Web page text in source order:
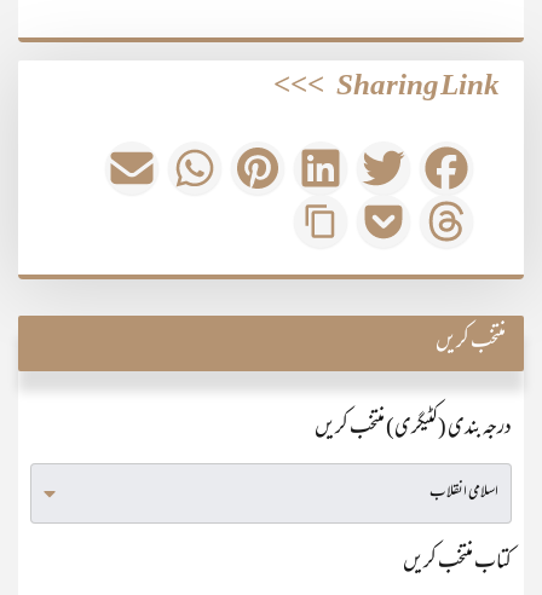
Sharing Link
>>>
منتخب کریں
درجہ بندی (کٹیگری) منتخب کریں
کتاب منتخب کریں